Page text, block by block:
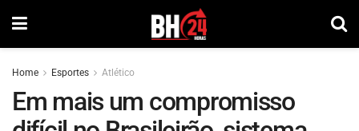
Home Esportes Atlético
Em mais um compromisso